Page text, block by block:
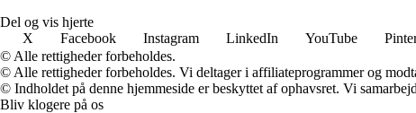
Del og vis hjerte
X
Facebook Instagram LinkedIn YouTube
© Alle rettigheder forbeholdes.
© Alle rettigheder forbeholdes. Vi deltager i affiliateprogrammer og
© Indholdet på denne hjemmeside er beskyttet af ophavsret. Vi
Bliv klogere på os